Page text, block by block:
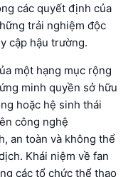
các quyết định của
trải nghiệm độc
cập hậu trường.
một hạng mục rộng
minh quyền sở hữu
hoặc hệ sinh thái
công nghệ
an toàn và không thể
Khái niệm về fan
các tổ chức thể thao